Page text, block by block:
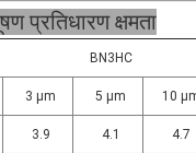
प्रतिधारण क्षमता
BN3HC
3 μm 5 μm 10
3.9 4.1 4.7